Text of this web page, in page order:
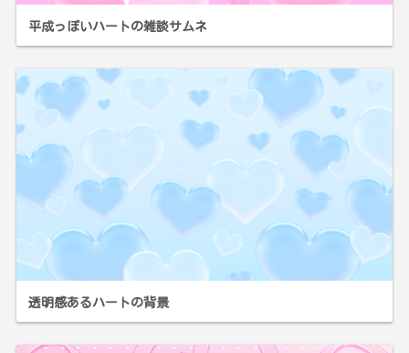
平成っぽいハートの雑談サムネ
透明感あるハートの背景